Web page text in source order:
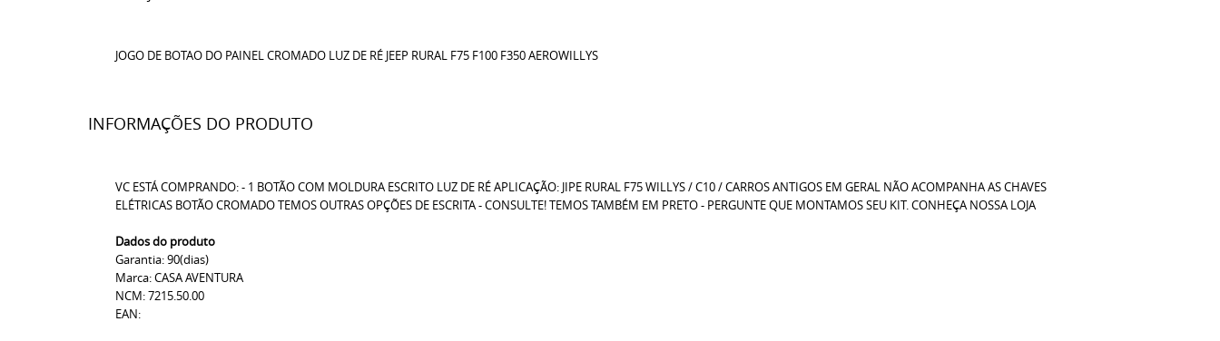
JOGO DE BOTAO DO PAINEL CROMADO LUZ DE RÉ JEEP RURAL F75 F100 F350 AEROWILLYS
INFORMAÇÕES DO PRODUTO
VC ESTÁ COMPRANDO: - 1 BOTÃO COM MOLDURA ESCRITO LUZ DE RÉ APLICAÇÃO: JIPE RURAL F75 WILLYS / C10 / CARROS ANTIGOS EM GERAL NÃO ACOMPANHA AS CHAVES
ELÉTRICAS BOTÃO CROMADO TEMOS OUTRAS OPÇÕES DE ESCRITA - CONSULTE! TEMOS TAMBÉM EM PRETO - PERGUNTE QUE MONTAMOS SEU KIT. CONHEÇA NOSSA LOJA
Dados do produto
Garantia: 90(dias)
Marca: CASA AVENTURA
NCM: 7215.50.00
EAN: